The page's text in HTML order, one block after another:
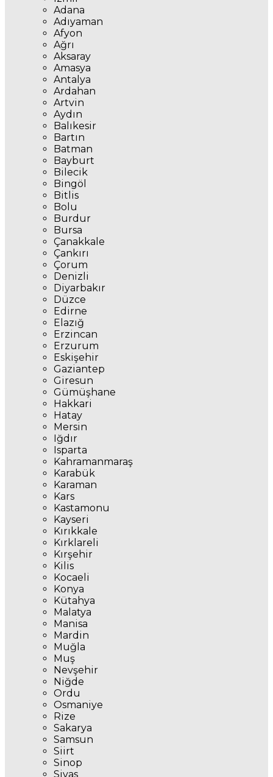
Adana
Adıyaman
Afyon
Ağrı
Aksaray
Amasya
Antalya
Ardahan
Artvin
Aydın
Balıkesir
Bartın
Batman
Bayburt
Bilecik
Bingöl
Bitlis
Bolu
Burdur
Bursa
Çanakkale
Çankırı
Çorum
Denizli
Diyarbakır
Düzce
Edirne
Elazığ
Erzincan
Erzurum
Eskişehir
Gaziantep
Giresun
Gümüşhane
Hakkari
Hatay
Mersin
Iğdır
Isparta
Kahramanmaraş
Karabük
Karaman
Kars
Kastamonu
Kayseri
Kırıkkale
Kırklareli
Kırşehir
Kilis
Kocaeli
Konya
Kütahya
Malatya
Manisa
Mardin
Muğla
Muş
Nevşehir
Niğde
Ordu
Osmaniye
Rize
Sakarya
Samsun
Siirt
Sinop
Sivas